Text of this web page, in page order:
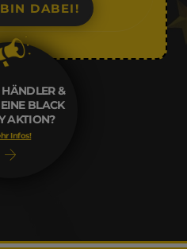
&
BLACK
AKTION?
Infos!
DABEI!